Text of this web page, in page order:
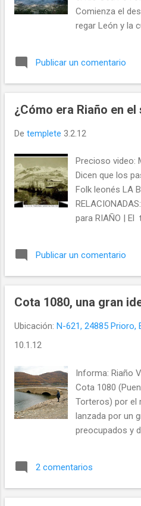
Comienza el
regar León y la
Publicar un comentario
¿Cómo era Riaño en el
De templete 3.2.12
Precioso video:
Dicen que los
Folk leonés LA
para RIAÑO |
Publicar un comentario
Cota 1080, una gran
Ubicación: N-621, 24885 Prioro,
10.1.12
Informa: Riaño
Cota 1080
Torteros) por el
lanzada por un
preocupados y
del muro” del
“abajo del
2 comentarios